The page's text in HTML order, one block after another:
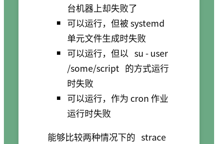
台机器上却失败了
可以运行，但被 systemd
单元文件生成时失败
可以运行，但以 su - user
/some/script 的方式运行
时失败
可以运行，作为 cron 作业
运行时失败
能够比较两种情况下的 strace